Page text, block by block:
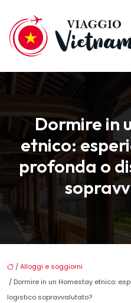
Dormire in
etnico:
profonda o
/Alloggi e soggiorni
/ Dormire in un Homestay etnico:
logistico sopravvalutato?